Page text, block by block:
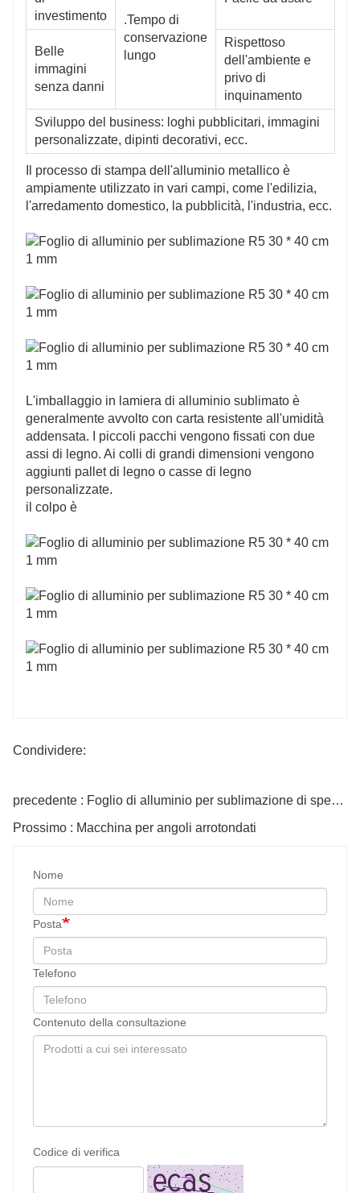
investimento
.Tempo di
conservazione
lungo
Belle
immagini
senza danni
Rispettoso
dell'ambiente e
privo di
inquinamento
Sviluppo del business: loghi pubblicitari, immagini
personalizzate, dipinti decorativi, ecc.
Il processo di stampa dell'alluminio metallico è
ampiamente utilizzato in vari campi, come l'edilizia,
l'arredamento domestico, la pubblicità, l'industria, ecc.
L'imballaggio in lamiera di alluminio sublimato è
generalmente avvolto con carta resistente all'umidità
addensata. I piccoli pacchi vengono fissati con due
assi di legno. Ai colli di grandi dimensioni vengono
aggiunti pallet di legno o casse di legno
personalizzate.
il colpo è
Condividere:
precedente : Foglio di alluminio per sublimazione di spessore bianco lucido da 12 * 16 pollici e 0,45 pollici
Prossimo : Macchina per angoli arrotondati
Nome
Posta
Telefono
Contenuto della consultazione
Codice di verifica